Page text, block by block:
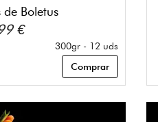
Boletus
€
300gr - 12 uds
Comprar